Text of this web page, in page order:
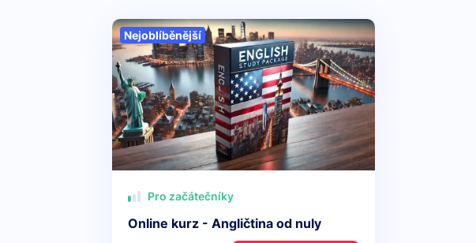
Nejoblíběnější
Pro začátečníky
Online kurz - Angličtina od nuly